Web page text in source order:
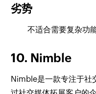
劣势
不适合需要复杂功
10. Nimble
Nimble是一款专注于社